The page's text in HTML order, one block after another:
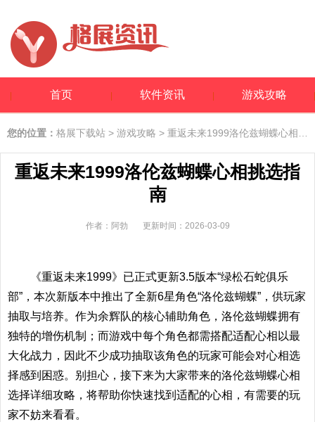
首页 软件资讯 游戏攻略
您的位置： 格展下载站 > 游戏攻略 > 重返未来1999洛伦兹蝴蝶心相挑选指南
重返未来1999洛伦兹蝴蝶心相挑选指
南
作者：阿勃 更新时间：2026-03-09
《重返未来1999》已正式更新3.5版本“绿松石蛇俱乐
部”，本次新版本中推出了全新6星角色“洛伦兹蝴蝶”，供玩家
抽取与培养。作为余辉队的核心辅助角色，洛伦兹蝴蝶拥有
独特的增伤机制；而游戏中每个角色都需搭配适配心相以最
大化战力，因此不少成功抽取该角色的玩家可能会对心相选
择感到困惑。别担心，接下来为大家带来的洛伦兹蝴蝶心相
选择详细攻略，将帮助你快速找到适配的心相，有需要的玩
家不妨来看看。